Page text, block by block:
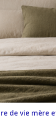
de vie mère